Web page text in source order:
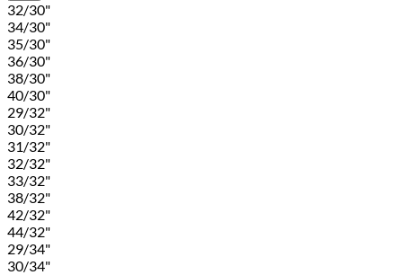
32/30"
34/30"
35/30"
36/30"
38/30"
40/30"
29/32"
30/32"
31/32"
32/32"
33/32"
38/32"
42/32"
44/32"
29/34"
30/34"